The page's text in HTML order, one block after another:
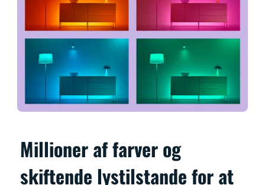
Millioner af farver og
skiftende lystilstande for at